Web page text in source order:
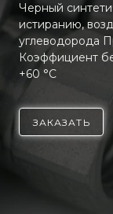
Черный
истиранию,
углеводорода
Коэффициент
+60 °C
ЗАКАЗАТЬ